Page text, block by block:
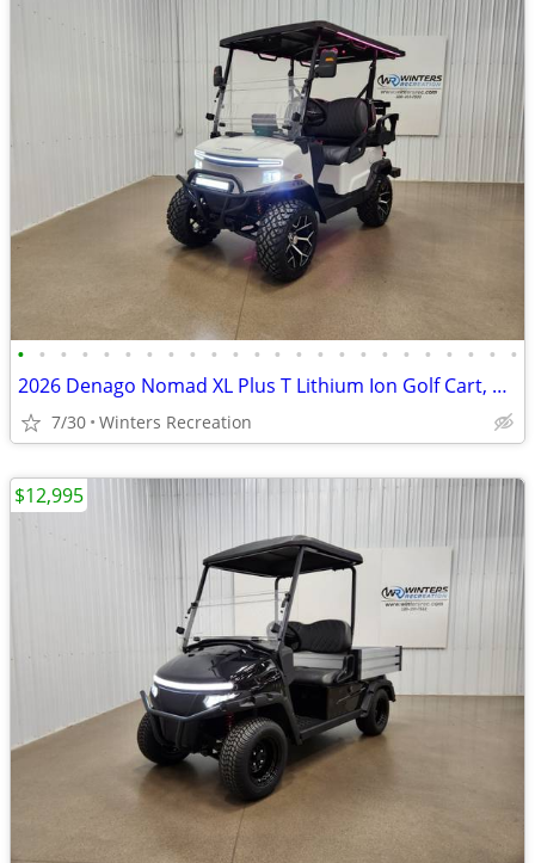
• • • • • • • • • • • • • • • • • • • • • • • •
2026 Denago Nomad XL Plus T Lithium Ion Golf Cart, Matte White
7/30 Winters Recreation
$12,995